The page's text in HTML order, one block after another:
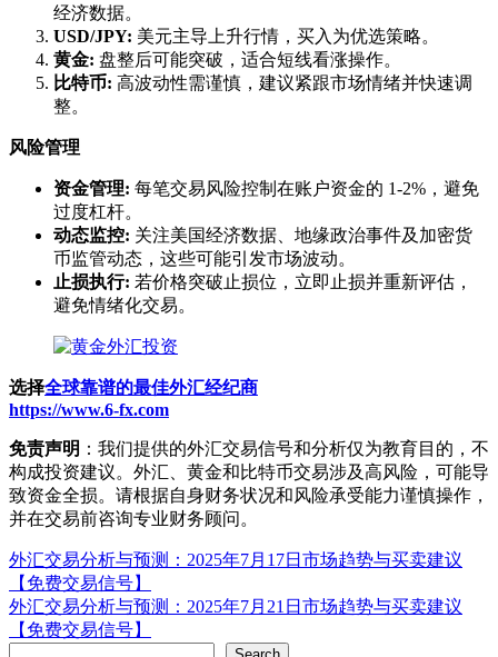
经济数据。
USD/JPY: 美元主导上升行情，买入为优选策略。
黄金: 盘整后可能突破，适合短线看涨操作。
比特币: 高波动性需谨慎，建议紧跟市场情绪并快速调
整。
风险管理
资金管理: 每笔交易风险控制在账户资金的 1-2%，避免
过度杠杆。
动态监控: 关注美国经济数据、地缘政治事件及加密货
币监管动态，这些可能引发市场波动。
止损执行: 若价格突破止损位，立即止损并重新评估，
避免情绪化交易。
选择全球靠谱的最佳外汇经纪商
https://www.6-fx.com
免责声明 ：我们提供的外汇交易信号和分析仅为教育目的，不
构成投资建议。外汇、黄金和比特币交易涉及高风险，可能导
致资金全损。请根据自身财务状况和风险承受能力谨慎操作，
并在交易前咨询专业财务顾问。
Post
navigation
外汇交易分析与预测：2025年7月17日市场趋势与买卖建议
【免费交易信号】
外汇交易分析与预测：2025年7月21日市场趋势与买卖建议
【免费交易信号】